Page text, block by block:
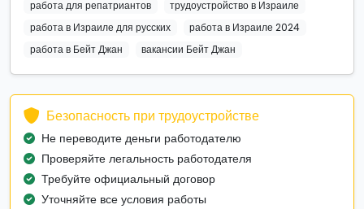
работа для репатриантов
трудоустройство в Израиле
работа в Израиле для русских
работа в Израиле 2024
работа в Бейт Джан
вакансии Бейт Джан
Безопасность при трудоустройстве
Не переводите деньги работодателю
Проверяйте легальность работодателя
Требуйте официальный договор
Уточняйте все условия работы